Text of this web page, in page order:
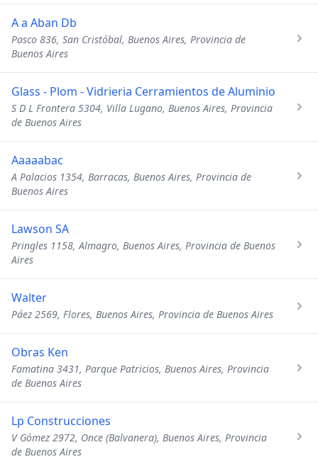
A a Aban Db
Pasco 836, San Cristóbal, Buenos Aires, Provincia de
Buenos Aires
Glass - Plom - Vidrieria Cerramientos de Aluminio
S D L Frontera 5304, Villa Lugano, Buenos Aires, Provincia
de Buenos Aires
Aaaaabac
A Palacios 1354, Barracas, Buenos Aires, Provincia de
Buenos Aires
Lawson SA
Pringles 1158, Almagro, Buenos Aires, Provincia de Buenos
Aires
Walter
Páez 2569, Flores, Buenos Aires, Provincia de Buenos Aires
Obras Ken
Famatina 3431, Parque Patricios, Buenos Aires, Provincia
de Buenos Aires
Lp Construcciones
V Gómez 2972, Once (Balvanera), Buenos Aires, Provincia
de Buenos Aires